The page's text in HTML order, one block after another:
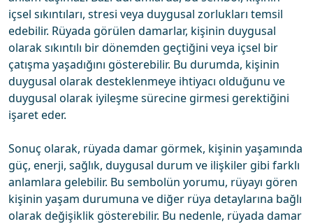
içsel sıkıntıları, stresi veya duygusal zorlukları temsil
edebilir. Rüyada görülen damarlar, kişinin duygusal
olarak sıkıntılı bir dönemden geçtiğini veya içsel bir
çatışma yaşadığını gösterebilir. Bu durumda, kişinin
duygusal olarak desteklenmeye ihtiyacı olduğunu ve
duygusal olarak iyileşme sürecine girmesi gerektiğini
işaret eder.
Sonuç olarak, rüyada damar görmek, kişinin yaşamında
güç, enerji, sağlık, duygusal durum ve ilişkiler gibi farklı
anlamlara gelebilir. Bu sembolün yorumu, rüyayı gören
kişinin yaşam durumuna ve diğer rüya detaylarına bağlı
olarak değişiklik gösterebilir. Bu nedenle, rüyada damar